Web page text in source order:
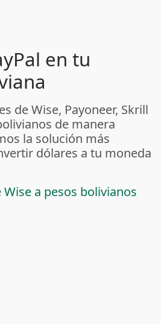
en tu
de Wise, Payoneer, Skrill
de manera
la solución más
dólares a tu moneda
a pesos bolivianos